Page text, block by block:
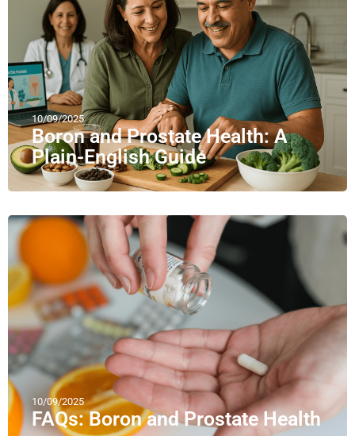
10/09/2025
Boron and Prostate Health: A
Plain-English Guide
10/09/2025
FAQs: Boron and Prostate Health